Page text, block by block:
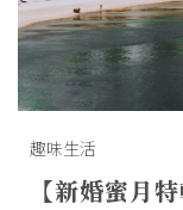
趣味生活
【新婚蜜月